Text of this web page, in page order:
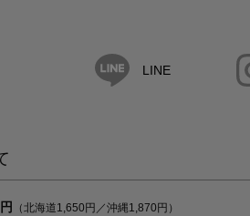
LINE
（北海道1,650円／沖縄1,870円）